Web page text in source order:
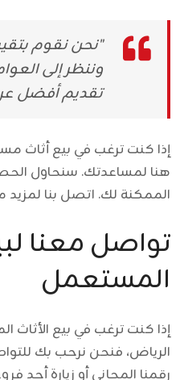
"نحن نقوم
وننظر إلى
تقديم أفضل
إذا كنت ترغب في بيع أثاث
هنا لمساعدتك. سنحاول
الممكنة لك. اتصل بنا
تواصل معنا
المستعمل
إذا كنت ترغب في بيع
الرياض، فنحن نرحب بك
رقمنا المجاني أو زيارة أحد